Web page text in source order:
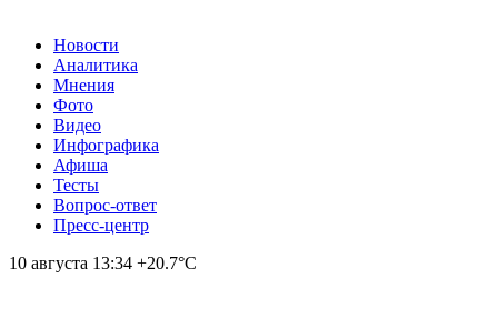
Новости
Аналитика
Мнения
Фото
Видео
Инфографика
Афиша
Тесты
Вопрос-ответ
Пресс-центр
10 августа 13:34 +20.7°С